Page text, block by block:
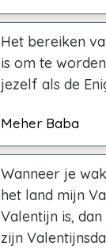
Het bereiken
is om te
jezelf als de
Meher Baba
Wanneer je
het land mijn
Valentijn is,
zijn